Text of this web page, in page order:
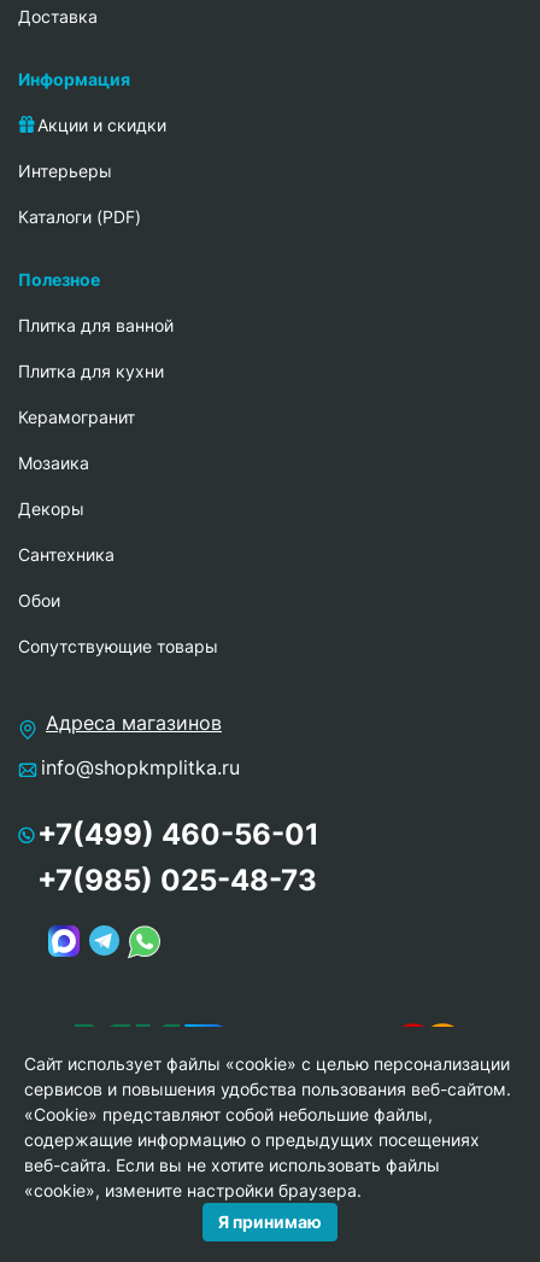
Доставка
Информация
Акции и скидки
Интерьеры
Каталоги (PDF)
Полезное
Плитка для ванной
Плитка для кухни
Керамогранит
Мозаика
Декоры
Сантехника
Обои
Сопутствующие товары
Адреса магазинов
info@shopkmplitka.ru
+7(499) 460-56-01
+7(985) 025-48-73
© Copyright 2013-2026 KERAMA MARAZZI, ООО «Гамма
Керамика»
Сайт использует файлы «cookie» с целью персонализации
сервисов и повышения удобства пользования веб-сайтом.
«Cookie» представляют собой небольшие файлы,
содержащие информацию о предыдущих посещениях
веб-сайта. Если вы не хотите использовать файлы
«cookie», измените настройки браузера.
Я принимаю